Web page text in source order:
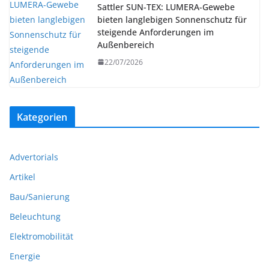
Sattler SUN-TEX: LUMERA-Gewebe
bieten langlebigen Sonnenschutz für
steigende Anforderungen im
Außenbereich
22/07/2026
Kategorien
Advertorials
Artikel
Bau/Sanierung
Beleuchtung
Elektromobilität
Energie